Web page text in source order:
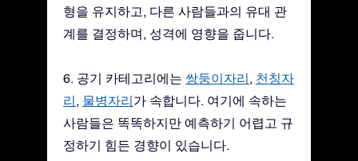
형을 유지하고, 다른 사람들과의 유대 관
계를 결정하며, 성격에 영향을 줍니다.
6. 공기 카테고리에는 쌍둥이자리, 천칭자
리, 물병자리가 속합니다. 여기에 속하는
사람들은 똑똑하지만 예측하기 어렵고 규
정하기 힘든 경향이 있습니다.